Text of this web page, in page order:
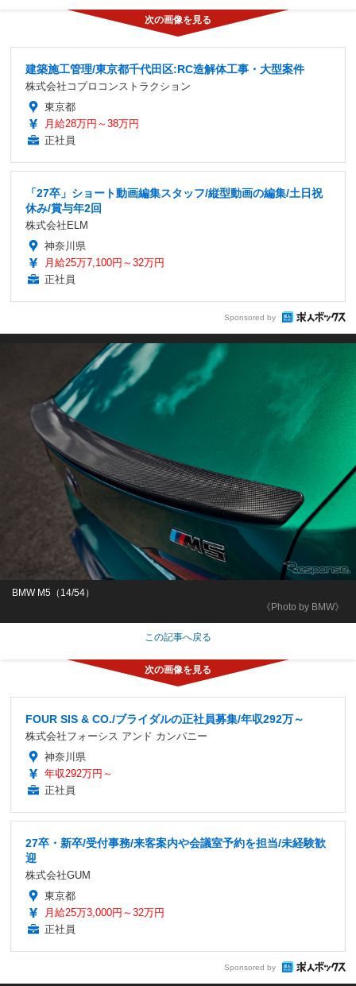
建築施工管理/東京都千代田区:RC造解体工事・大型案件
株式会社コプロコンストラクション
東京都
月給28万円～38万円
正社員
「27卒」ショート動画編集スタッフ/縦型動画の編集/土日祝
休み/賞与年2回
株式会社ELM
神奈川県
月給25万7,100円～32万円
正社員
Sponsored by
《Photo by BMW》
BMW M5（14/54）
この記事へ戻る
FOUR SIS & CO./ブライダルの正社員募集/年収292万～
株式会社フォーシス アンド カンパニー
神奈川県
年収292万円～
正社員
27卒・新卒/受付事務/来客案内や会議室予約を担当/未経験歓
迎
株式会社GUM
東京都
月給25万3,000円～32万円
正社員
Sponsored by